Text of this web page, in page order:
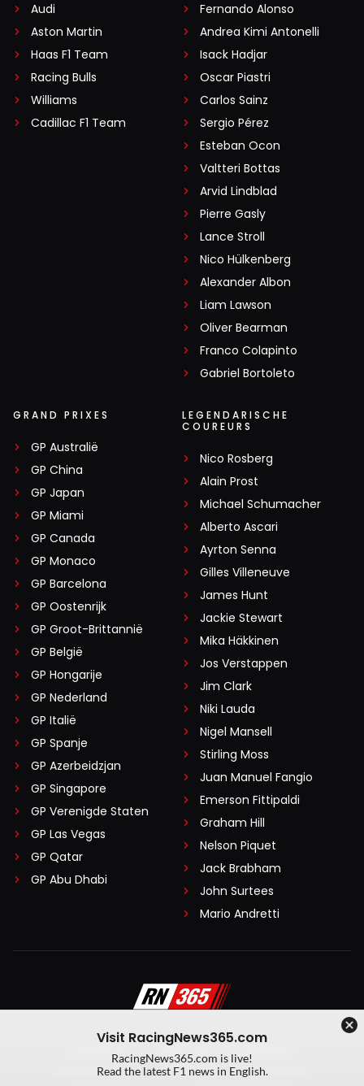
Audi
Aston Martin
Haas F1 Team
Racing Bulls
Williams
Cadillac F1 Team
Fernando Alonso
Andrea Kimi Antonelli
Isack Hadjar
Oscar Piastri
Carlos Sainz
Sergio Pérez
Esteban Ocon
Valtteri Bottas
Arvid Lindblad
Pierre Gasly
Lance Stroll
Nico Hülkenberg
Alexander Albon
Liam Lawson
Oliver Bearman
Franco Colapinto
Gabriel Bortoleto
GRAND PRIXES
GP Australië
GP China
GP Japan
GP Miami
GP Canada
GP Monaco
GP Barcelona
GP Oostenrijk
GP Groot-Brittannië
GP België
GP Hongarije
GP Nederland
GP Italië
GP Spanje
GP Azerbeidzjan
GP Singapore
GP Verenigde Staten
GP Las Vegas
GP Qatar
GP Abu Dhabi
LEGENDARISCHE
COUREURS
Nico Rosberg
Alain Prost
Michael Schumacher
Alberto Ascari
Ayrton Senna
Gilles Villeneuve
James Hunt
Jackie Stewart
Mika Häkkinen
Jos Verstappen
Jim Clark
Niki Lauda
Nigel Mansell
Stirling Moss
Juan Manuel Fangio
Emerson Fittipaldi
Graham Hill
Nelson Piquet
Jack Brabham
John Surtees
Mario Andretti
Algemene voorwaarden
Privacy Policy
Created by On Your Marks
Visit RacingNews365.com
RacingNews365.com is live!
Read the latest F1 news in English.